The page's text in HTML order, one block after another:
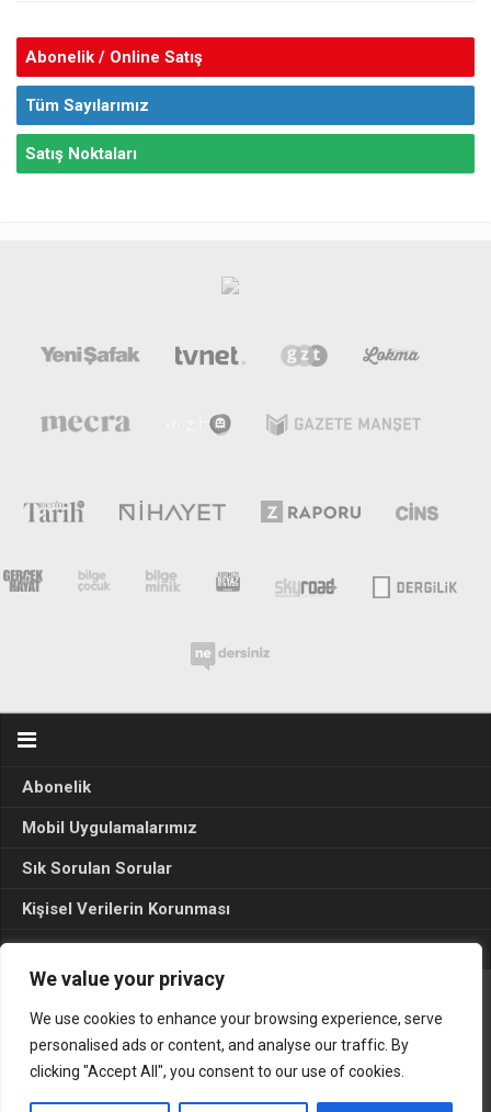
We value your privacy
We use cookies to enhance your browsing experience, serve
personalised ads or content, and analyse our traffic. By
clicking "Accept All", you consent to our use of cookies.
Abonelik / Online Satış
Tüm Sayılarımız
Satış Noktaları
Abonelik
Mobil Uygulamalarımız
Sık Sorulan Sorular
Kişisel Verilerin Korunması
Seçim Sonuçları 2024
Gerçek Hayat © 2015. Her hakkı sakldır.